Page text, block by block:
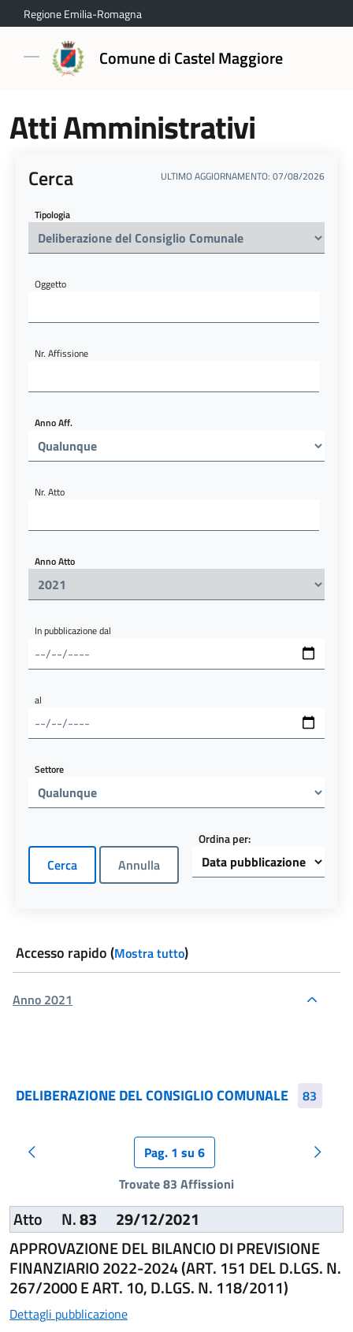
Regione Emilia-Romagna
Comune di Castel Maggiore
Atti Amministrativi
Cerca ULTIMO AGGIORNAMENTO: 07/08/2026
Tipologia
Oggetto
Nr. Affissione
Anno Aff.
Nr. Atto
Anno Atto
In pubblicazione dal
al
Settore
Ordina per:
Accesso rapido(Mostra tutto)
Anno 2021
DELIBERAZIONE DEL CONSIGLIO COMUNALE 83
Pagina precedente Pag. 1 su 6
Trovate 83 Affissioni
Atto N.83
29/12/2021
APPROVAZIONE DEL BILANCIO DI PREVISIONE
FINANZIARIO 2022-2024 (ART. 151 DEL D.LGS. N.
267/2000 E ART. 10, D.LGS. N. 118/2011)
Dettagli pubblicazione